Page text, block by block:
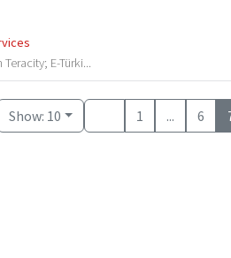
E-Türki...
Show: 10 1 ... 6